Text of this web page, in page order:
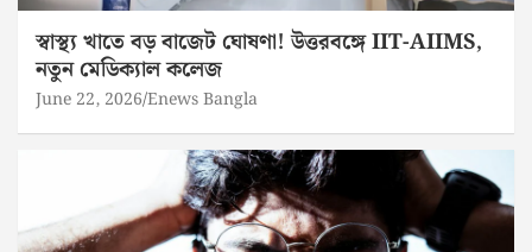
স্বাস্থ্য খাতে বড় বাজেট ঘোষণা! উত্তরবঙ্গে IIT-AIIMS,
নতুন মেডিক্যাল কলেজ
June 22, 2026 Enews Bangla